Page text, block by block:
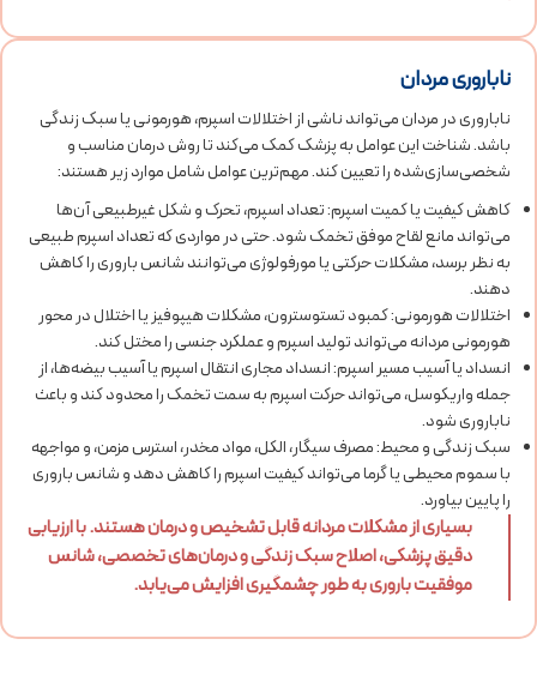
ناباروری مردان
ناباروری در مردان می‌تواند ناشی از اختلالات اسپرم، هورمونی یا سبک زندگی
باشد. شناخت این عوامل به پزشک کمک می‌کند تا روش درمان مناسب و
شخصی‌سازی‌شده را تعیین کند. مهم‌ترین عوامل شامل موارد زیر هستند:
کاهش کیفیت یا کمیت اسپرم: تعداد اسپرم، تحرک و شکل غیرطبیعی آن‌ها
می‌تواند مانع لقاح موفق تخمک شود. حتی در مواردی که تعداد اسپرم طبیعی
به نظر برسد، مشکلات حرکتی یا مورفولوژی می‌توانند شانس باروری را کاهش
دهند.
اختلالات هورمونی: کمبود تستوسترون، مشکلات هیپوفیز یا اختلال در محور
هورمونی مردانه می‌تواند تولید اسپرم و عملکرد جنسی را مختل کند.
انسداد یا آسیب مسیر اسپرم: انسداد مجاری انتقال اسپرم یا آسیب بیضه‌ها، از
جمله واریکوسل، می‌تواند حرکت اسپرم به سمت تخمک را محدود کند و باعث
ناباروری شود.
سبک زندگی و محیط: مصرف سیگار، الکل، مواد مخدر، استرس مزمن، و مواجهه
با سموم محیطی یا گرما می‌تواند کیفیت اسپرم را کاهش دهد و شانس باروری
را پایین بیاورد.
بسیاری از مشکلات مردانه قابل تشخیص و درمان هستند. با ارزیابی
دقیق پزشکی، اصلاح سبک زندگی و درمان‌های تخصصی، شانس
موفقیت باروری به طور چشمگیری افزایش می‌یابد.